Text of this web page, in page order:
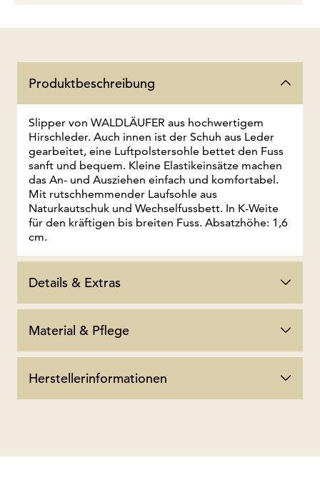
Produktbeschreibung
Slipper von WALDLÄUFER aus hochwertigem
Hirschleder. Auch innen ist der Schuh aus Leder
gearbeitet, eine Luftpolstersohle bettet den Fuss
sanft und bequem. Kleine Elastikeinsätze machen
das An- und Ausziehen einfach und komfortabel.
Mit rutschhemmender Laufsohle aus
Naturkautschuk und Wechselfussbett. In K-Weite
für den kräftigen bis breiten Fuss. Absatzhöhe: 1,6
cm.
Details & Extras
Material & Pflege
Herstellerinformationen